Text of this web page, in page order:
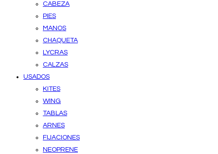
CABEZA
PIES
MANOS
CHAQUETA
LYCRAS
CALZAS
USADOS
KITES
WING
TABLAS
ARNES
FIJACIONES
NEOPRENE